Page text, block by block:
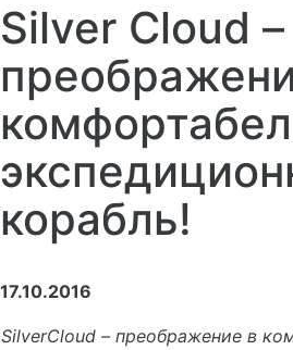
Silver Cloud –
корабль!
17.10.2016
SilverCloud – преображение в